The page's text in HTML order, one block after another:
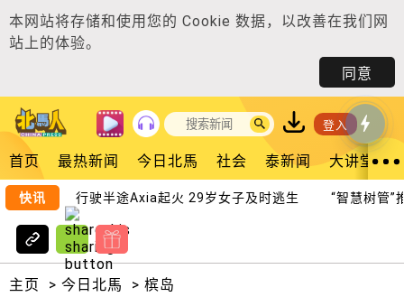
本网站将存储和使用您的 Cookie 数据，以改善在我们网
站上的体验。
同意
登入
首页 最热新闻 今日北馬 社会 泰新闻 大讲堂
快讯 行驶半途Axia起火 29岁女子及时逃生 “智慧树管”
主页 > 今日北馬 > 槟岛